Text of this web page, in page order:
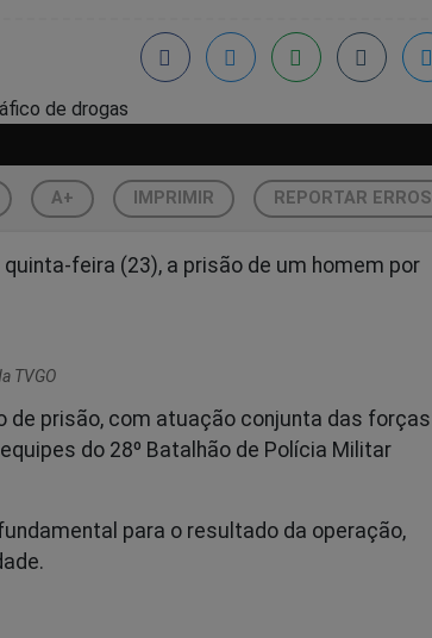
A+ IMPRIMIR REPORTAR ERROS
feira (23), a prisão de um homem por
TVGO
de prisão, com atuação conjunta das forças
do 28º Batalhão de Polícia Militar
para o resultado da operação,